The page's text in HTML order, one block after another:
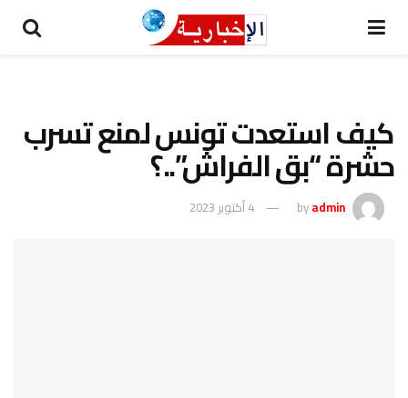
كيف استعدت تونس لمنع تسرب
حشرة “بق الفراش”..؟
byadmin 4 أكتوبر 2023